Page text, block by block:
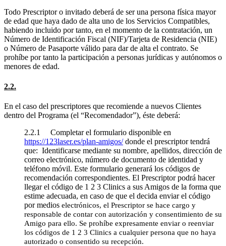
Todo Prescriptor o invitado deberá de ser una persona física mayor
de edad que haya dado de alta uno de los Servicios Compatibles,
habiendo incluido por tanto, en el momento de la contratación, un
Número de Identificación Fiscal (NIF)/Tarjeta de Residencia (NIE)
o Número de Pasaporte válido para dar de alta el contrato. Se
prohíbe por tanto la participación a personas jurídicas y autónomos o
menores de edad.
2.2.
En el caso del prescriptores que recomiende a nuevos Clientes
dentro del Programa (el “Recomendador”), éste deberá:
2.2.1 Completar el formulario disponible en
https://123laser.es/plan-amigos/donde el prescriptor tendrá
que: Identificarse mediante su nombre, apellidos, dirección de
correo electrónico, número de documento de identidad y
teléfono móvil. Este formulario generará los códigos de
recomendación correspondientes. El Prescriptor podrá hacer
llegar el código de 1 2 3 Clinics a sus Amigos de la forma que
estime adecuada, en caso de que el decida enviar el código
por medios electrónicos, el Prescriptor se hace cargo y
responsable de contar con autorización y consentimiento de su
Amigo para ello. Se prohíbe expresamente enviar o reenviar
los códigos de 1 2 3 Clinics a cualquier persona que no haya
autorizado o consentido su recepción.